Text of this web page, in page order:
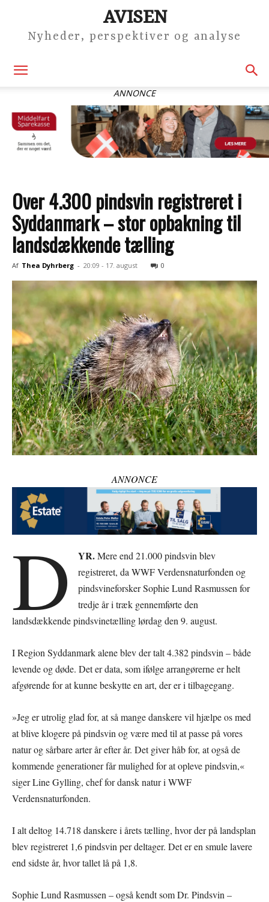
AVISEN
Nyheder, perspektiver og analyse
ANNONCE
Over 4.300 pindsvin registreret i
Syddanmark – stor opbakning til
landsdækkende tælling
Af Thea Dyhrberg - 20:09 - 17. august 0
ANNONCE
D YR.Mere end 21.000 pindsvin blev
registreret, da WWF Verdensnaturfonden og
pindsvineforsker Sophie Lund Rasmussen for
tredje år i træk gennemførte den
landsdækkende pindsvinetælling lørdag den 9. august.
I Region Syddanmark alene blev der talt 4.382 pindsvin – både
levende og døde. Det er data, som ifølge arrangørerne er helt
afgørende for at kunne beskytte en art, der er i tilbagegang.
»Jeg er utrolig glad for, at så mange danskere vil hjælpe os med
at blive klogere på pindsvin og være med til at passe på vores
natur og sårbare arter år efter år. Det giver håb for, at også de
kommende generationer får mulighed for at opleve pindsvin,«
siger Line Gylling, chef for dansk natur i WWF
Verdensnaturfonden.
I alt deltog 14.718 danskere i årets tælling, hvor der på landsplan
blev registreret 1,6 pindsvin per deltager. Det er en smule lavere
end sidste år, hvor tallet lå på 1,8.
Sophie Lund Rasmussen – også kendt som Dr. Pindsvin –